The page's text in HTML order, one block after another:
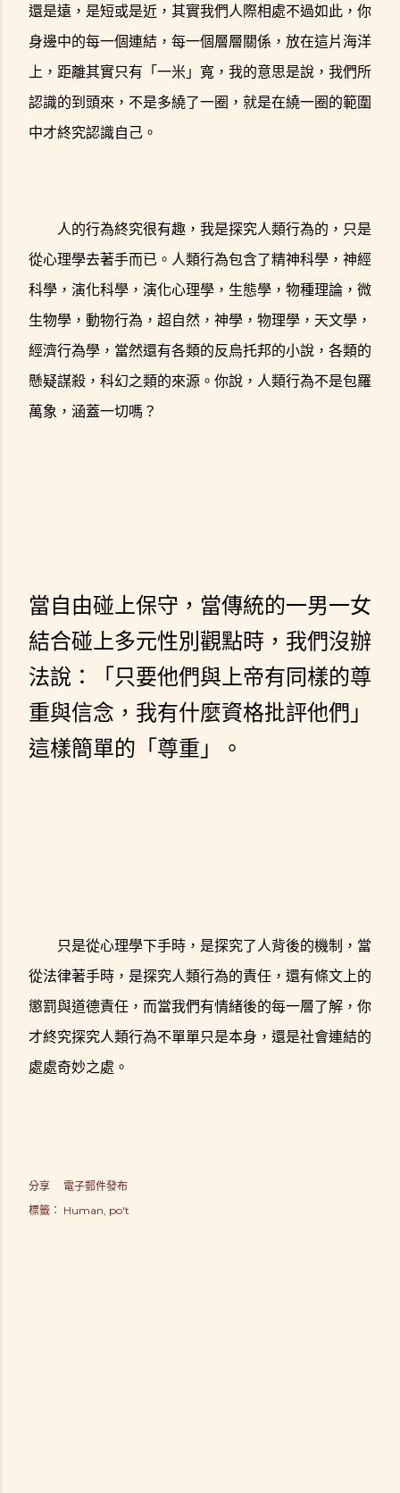
還是遠，是短或是近，其實我們人際相處不過如此，你
身邊中的每一個連結，每一個層層關係，放在這片海洋
上，距離其實只有「一米」寬，我的意思是說，我們所
認識的到頭來，不是多繞了一圈，就是在繞一圈的範圍
中才終究認識自己。
人的行為終究很有趣，我是探究人類行為的，只是
從心理學去著手而已。人類行為包含了精神科學，神經
科學，演化科學，演化心理學，生態學，物種理論，微
生物學，動物行為，超自然，神學，物理學，天文學，
經濟行為學，當然還有各類的反烏托邦的小說，各類的
懸疑謀殺，科幻之類的來源。你說，人類行為不是包羅
萬象，涵蓋一切嗎？
當自由碰上保守，當傳統的一男一女
結合碰上多元性別觀點時，我們沒辦
法說：「只要他們與上帝有同樣的尊
重與信念，我有什麼資格批評他們」
這樣簡單的「尊重」。
只是從心理學下手時，是探究了人背後的機制，當
從法律著手時，是探究人類行為的責任，還有條文上的
懲罰與道德責任，而當我們有情緒後的每一層了解，你
才終究探究人類行為不單單只是本身，還是社會連結的
處處奇妙之處。
分享
電子郵件發布
標籤： Human po't